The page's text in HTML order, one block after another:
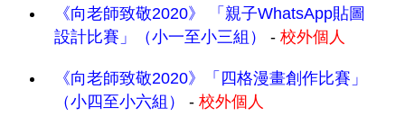
《向老師致敬2020》 「親子WhatsApp貼圖
設計比賽」（小一至小三組）
- 校外個人
《向老師致敬2020》「四格漫畫創作比賽」
（小四至小六組）
- 校外個人